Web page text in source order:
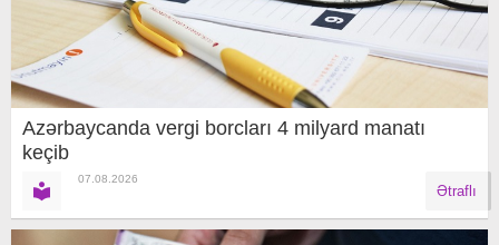
Azərbaycanda vergi borcları 4 milyard manatı
keçib
07.08.2026
Ətraflı